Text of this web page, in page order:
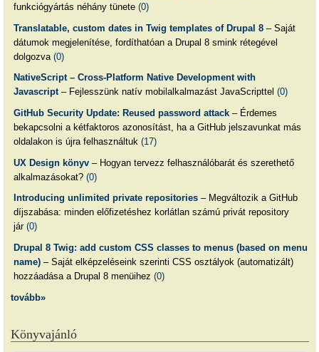
funkciógyártás néhány tünete (0)
Translatable, custom dates in Twig templates of Drupal 8– Saját
dátumok megjelenítése, fordíthatóan a Drupal 8 smink rétegével
dolgozva (0)
NativeScript – Cross-Platform Native Development with
Javascript– Fejlesszünk natív mobilalkalmazást JavaScripttel (0)
GitHub Security Update: Reused password attack– Érdemes
bekapcsolni a kétfaktoros azonosítást, ha a GitHub jelszavunkat más
oldalakon is újra felhasználtuk (17)
UX Design könyv– Hogyan tervezz felhasználóbarát és szerethető
alkalmazásokat? (0)
Introducing unlimited private repositories– Megváltozik a GitHub
díjszabása: minden előfizetéshez korlátlan számú privát repository
jár (0)
Drupal 8 Twig: add custom CSS classes to menus (based on menu
name)– Saját elképzeléseink szerinti CSS osztályok (automatizált)
hozzáadása a Drupal 8 menüihez (0)
tovább»
Könyvajánló